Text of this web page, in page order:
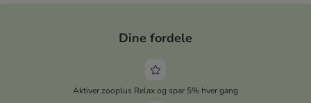
Dine fordele
Aktiver zooplus Relax og spar 5% hver gang